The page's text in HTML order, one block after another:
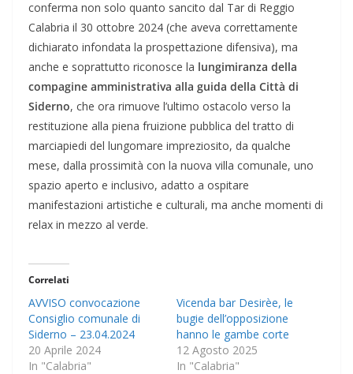
conferma non solo quanto sancito dal Tar di Reggio
Calabria il 30 ottobre 2024 (che aveva correttamente
dichiarato infondata la prospettazione difensiva), ma
anche e soprattutto riconosce la lungimiranza della
compagine amministrativa alla guida della Città di
Siderno, che ora rimuove l’ultimo ostacolo verso la
restituzione alla piena fruizione pubblica del tratto di
marciapiedi del lungomare impreziosito, da qualche
mese, dalla prossimità con la nuova villa comunale, uno
spazio aperto e inclusivo, adatto a ospitare
manifestazioni artistiche e culturali, ma anche momenti di
relax in mezzo al verde.
Correlati
AVVISO convocazione
Consiglio comunale di
Siderno – 23.04.2024
20 Aprile 2024
In "Calabria"
Vicenda bar Desirèe, le
bugie dell’opposizione
hanno le gambe corte
12 Agosto 2025
In "Calabria"